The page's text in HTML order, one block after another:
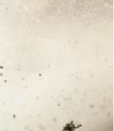
Vodní slalom
Volejbal